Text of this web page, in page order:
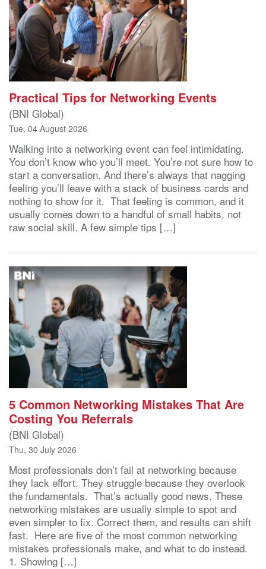
Practical Tips for Networking Events
(BNI Global)
Tue, 04 August 2026
Walking into a networking event can feel intimidating.
You don’t know who you’ll meet. You’re not sure how to
start a conversation. And there’s always that nagging
feeling you’ll leave with a stack of business cards and
nothing to show for it. That feeling is common, and it
usually comes down to a handful of small habits, not
raw social skill. A few simple tips […]
5 Common Networking Mistakes That Are
Costing You Referrals
(BNI Global)
Thu, 30 July 2026
Most professionals don’t fail at networking because
they lack effort. They struggle because they overlook
the fundamentals. That’s actually good news. These
networking mistakes are usually simple to spot and
even simpler to fix. Correct them, and results can shift
fast. Here are five of the most common networking
mistakes professionals make, and what to do instead.
1. Showing […]